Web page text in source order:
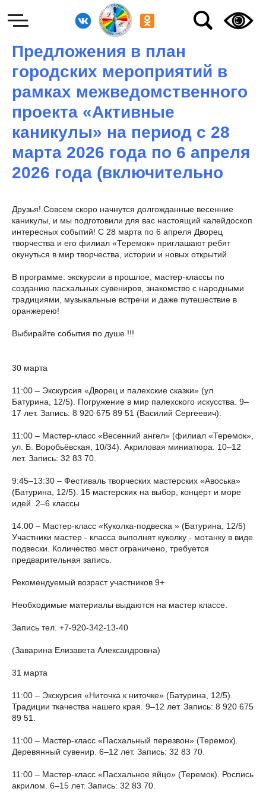
Предложения в план
городских мероприятий в
рамках межведомственного
проекта «Активные
каникулы» на период с 28
марта 2026 года по 6 апреля
2026 года (включительно
Друзья! Совсем скоро начнутся долгожданные весенние
каникулы, и мы подготовили для вас настоящий калейдоскоп
интересных событий! С 28 марта по 6 апреля Дворец
творчества и его филиал «Теремок» приглашают ребят
окунуться в мир творчества, истории и новых открытий.
В программе: экскурсии в прошлое, мастер-классы по
созданию пасхальных сувениров, знакомство с народными
традициями, музыкальные встречи и даже путешествие в
оранжерею!
Выбирайте события по душе !!!
30 марта
11:00 – Экскурсия «Дворец и палехские сказки» (ул.
Батурина, 12/5). Погружение в мир палехского искусства. 9–
17 лет. Запись: 8 920 675 89 51 (Василий Сергеевич).
11:00 – Мастер-класс «Весенний ангел» (филиал «Теремок»,
ул. Б. Воробьёвская, 10/34). Акриловая миниатюра. 10–12
лет. Запись: 32 83 70.
9:45–13:30 – Фестиваль творческих мастерских «Авоська»
(Батурина, 12/5). 15 мастерских на выбор, концерт и море
идей. 2–6 классы
14.00 – Мастер-класс «Куколка-подвеска » (Батурина, 12/5)
Участники мастер - класса выполнят куколку - мотанку в виде
подвески. Количество мест ограничено, требуется
предварительная запись.
Рекомендуемый возраст участников 9+
Необходимые материалы выдаются на мастер классе.
Запись тел. +7-920-342-13-40
(Заварина Елизавета Александровна)
31 марта
11:00 – Экскурсия «Ниточка к ниточке» (Батурина, 12/5).
Традиции ткачества нашего края. 9–12 лет. Запись: 8 920 675
89 51.
11:00 – Мастер-класс «Пасхальный перезвон» (Теремок).
Деревянный сувенир. 6–12 лет. Запись: 32 83 70.
11:00 – Мастер-класс «Пасхальное яйцо» (Теремок). Роспись
акрилом. 6–15 лет. Запись: 32 83 70.